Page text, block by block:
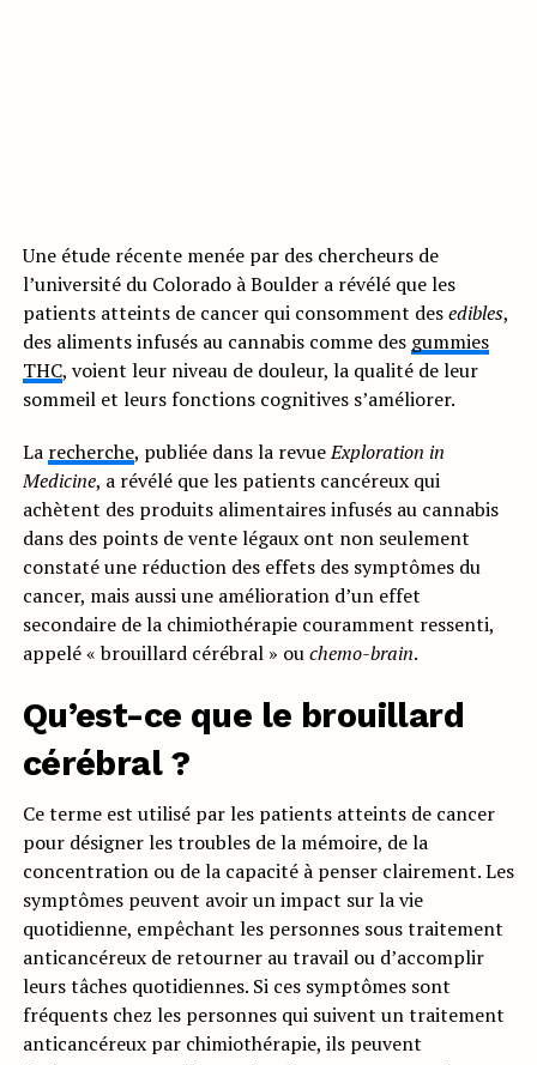
Une étude récente menée par des chercheurs de
l’université du Colorado à Boulder a révélé que les
patients atteints de cancer qui consomment desedibles,
des aliments infusés au cannabis comme des gummies
THC, voient leur niveau de douleur, la qualité de leur
sommeil et leurs fonctions cognitives s’améliorer.
La recherche, publiée dans la revueExploration in
Medicine, a révélé que les patients cancéreux qui
achètent des produits alimentaires infusés au cannabis
dans des points de vente légaux ont non seulement
constaté une réduction des effets des symptômes du
cancer, mais aussi une amélioration d’un effet
secondaire de la chimiothérapie couramment ressenti,
appelé « brouillard cérébral » ouchemo-brain.
Qu’est-ce que le brouillard
cérébral ?
Ce terme est utilisé par les patients atteints de cancer
pour désigner les troubles de la mémoire, de la
concentration ou de la capacité à penser clairement. Les
symptômes peuvent avoir un impact sur la vie
quotidienne, empêchant les personnes sous traitement
anticancéreux de retourner au travail ou d’accomplir
leurs tâches quotidiennes. Si ces symptômes sont
fréquents chez les personnes qui suivent un traitement
anticancéreux par chimiothérapie, ils peuvent